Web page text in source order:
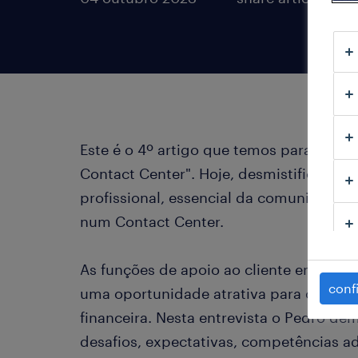
Este é o 4º artigo que temos para ti no
Contact Center". Hoje, desmistificamos
profissional, essencial da comunicação,
num Contact Center.
As funções de apoio ao cliente em
uma oportunidade atrativa para
financeira. Nesta entrevista o Pedro
desafios, expectativas, competências